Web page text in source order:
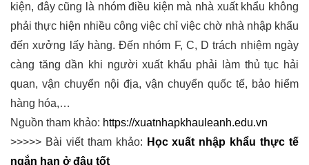
kiện, đây cũng là nhóm điều kiện mà nhà xuất khẩu không
phải thực hiện nhiều công việc chỉ việc chờ nhà nhập khẩu
đến xưởng lấy hàng. Đến nhóm F, C, D trách nhiệm ngày
càng tăng dần khi người xuất khẩu phải làm thủ tục hải
quan, vận chuyển nội địa, vận chuyển quốc tế, bảo hiểm
hàng hóa,…
Nguồn tham khảo: https://xuatnhapkhauleanh.edu.vn
>>>>> Bài viết tham khảo: Học xuất nhập khẩu thực tế
ngắn hạn ở đâu tốt